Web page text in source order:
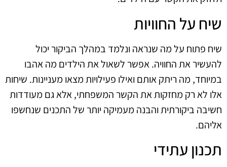
שיח על החוויות
שיח פתוח על מה שנראה ונלמד במהלך הביקור יכול
להעשיר את החוויה. אפשר לשאול את הילדים מה אהבו
במיוחד, מה ריתק אותם ואילו פעילויות מצאו מעניינות. שיחות
אלו לא רק מחזקות את הקשר המשפחתי, אלא גם מעודדות
חשיבה ביקורתית והבנה מעמיקה יותר של התכנים שנחשפו
אליהם.
תכנון עתידי